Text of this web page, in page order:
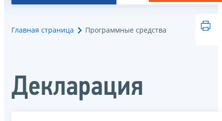
Главная страница Программные средства
Декларация